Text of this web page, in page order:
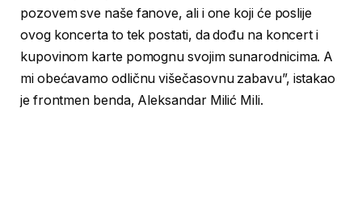
pozovem sve naše fanove, ali i one koji će poslije
ovog koncerta to tek postati, da dođu na koncert i
kupovinom karte pomognu svojim sunarodnicima. A
mi obećavamo odličnu višečasovnu zabavu”, istakao
je frontmen benda, Aleksandar Milić Mili.